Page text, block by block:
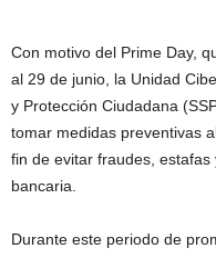
Con motivo del Prime Day,
al 29 de junio, la Unidad
y Protección Ciudadana
tomar medidas preventivas
fin de evitar fraudes,
bancaria.
Durante este periodo de